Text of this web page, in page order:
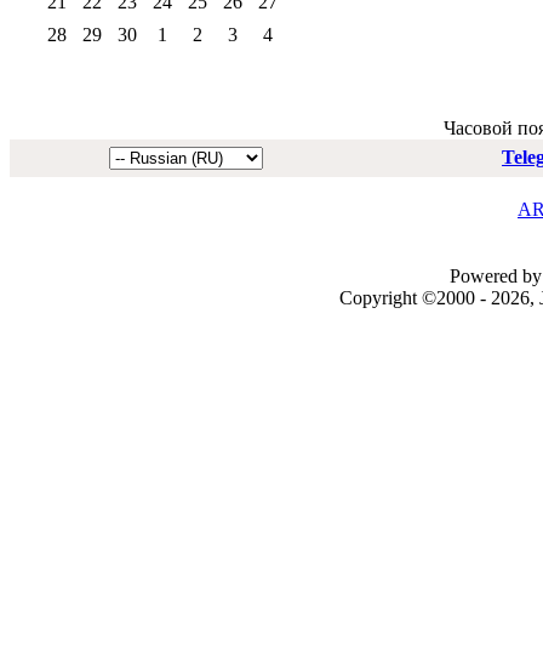
28
29 30 1 2 3 4
Часовой
Powered
Copyright ©2000 - 2026,